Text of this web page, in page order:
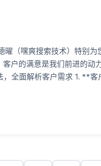
（嘿爽搜索技术）特别为
户的满意是我们前进的动
，全面解析客户需求 1. **